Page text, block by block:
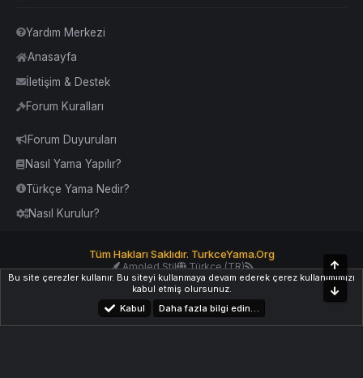
Yardım Merkezi
Anasayfa
İletişim & Destek
Forum Kuralları
Forum Duyuruları
Nasıl Yama Yapılır?
Türkçe Yama Nedir?
Nasıl Kurulur?
Tüm Hakları Saklıdır. TurkceYama.Org
Amoled Stil
Türkçe (TR)
YardımİletişimKurallar Yukarı Dön
Bu site çerezler kullanır. Bu siteyi kullanmaya devam ederek çerez kullanımımızı
kabul etmiş olursunuz.
Kabul
Daha fazla bilgi edin…